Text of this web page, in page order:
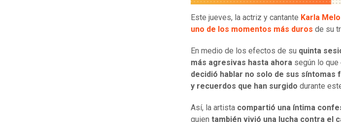
Este jueves, la actriz y cantante Karla Melo
uno de los momentos más duros de su
En medio de los efectos de su quinta
más agresivas hasta ahora según lo
decidió hablar no solo de sus
y recuerdos que han surgido durante
Así, la artista compartió una íntima
quien también vivió una lucha contra el